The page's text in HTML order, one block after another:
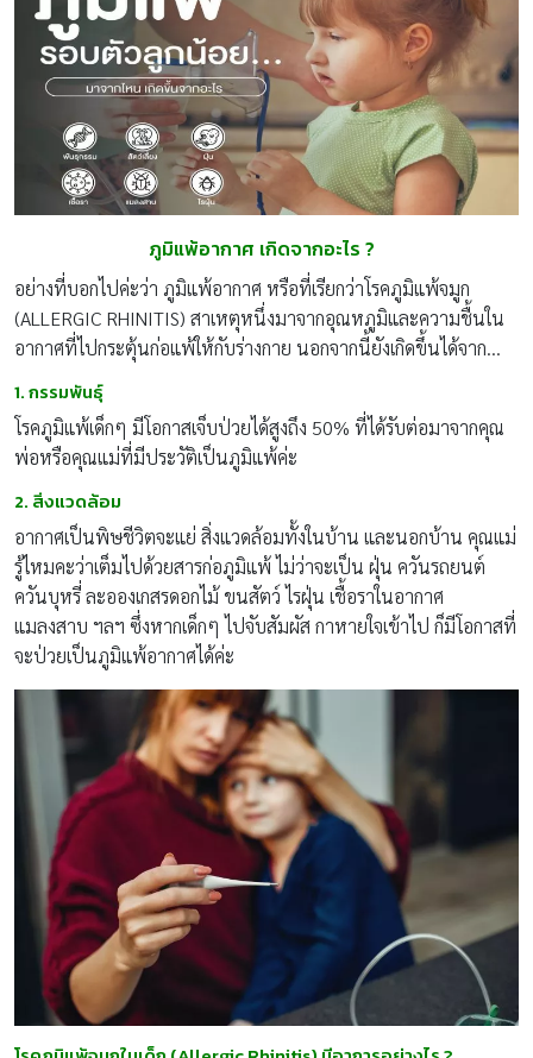
ภูมิแพ้อากาศ เกิดจากอะไร ?
อย่างที่บอกไปค่ะว่า ภูมิแพ้อากาศ หรือที่เรียกว่าโรคภูมิแพ้จมูก
(ALLERGIC RHINITIS) สาเหตุหนึ่งมาจากอุณหภูมิและความชื้นใน
อากาศที่ไปกระตุ้นก่อแพ้ให้กับร่างกาย นอกจากนี้ยังเกิดขึ้นได้จาก…
1. กรรมพันธุ์
โรคภูมิแพ้เด็กๆ มีโอกาสเจ็บป่วยได้สูงถึง 50% ที่ได้รับต่อมาจากคุณ
พ่อหรือคุณแม่ที่มีประวัติเป็นภูมิแพ้ค่ะ
2. สิ่งแวดล้อม
อากาศเป็นพิษชีวิตจะแย่ สิ่งแวดล้อมทั้งในบ้าน และนอกบ้าน คุณแม่
รู้ไหมคะว่าเต็มไปด้วยสารก่อภูมิแพ้ ไม่ว่าจะเป็น ฝุ่น ควันรถยนต์
ควันบุหรี่ ละอองเกสรดอกไม้ ขนสัตว์ ไรฝุ่น เชื้อราในอากาศ
แมลงสาบ ฯลฯ ซึ่งหากเด็กๆ ไปจับสัมผัส กาหายใจเข้าไป ก็มีโอกาสที่
จะป่วยเป็นภูมิแพ้อากาศได้ค่ะ